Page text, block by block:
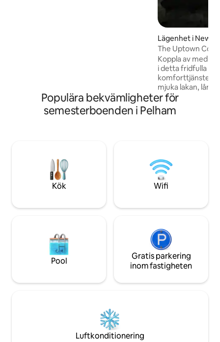
Lägenhet i New
The Uptown
Koppla av med
i detta fridfulla
komforttjänster.
mjuka lakan,
klädseln för alla
skrivbord för
sitta. Runt om
parkering på
Populära bekvämligheter för
semesterboenden i Pelham
Kök Wifi
Pool
Gratis parkering
inom fastigheten
Luftkonditionering